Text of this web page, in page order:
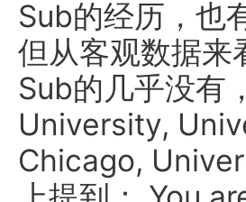
Sub的经历，也
但从客观数据来
Sub的几乎没有
University,
Chicago,